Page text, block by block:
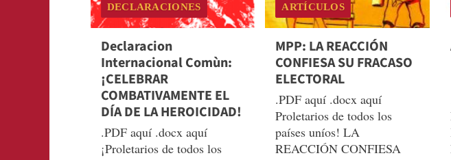
DECLARACIONES
Declaracion
Internacional Comùn:
¡CELEBRAR
COMBATIVAMENTE EL
DÍA DE LA HEROICIDAD!
.PDF aquí .docx aquí
¡Proletarios de todos los
ARTÍCULOS
MPP: LA REACCIÓN
CONFIESA SU FRACASO
ELECTORAL
.PDF aquí .docx aquí
Proletarios de todos los
países uníos! LA
REACCIÓN CONFIESA